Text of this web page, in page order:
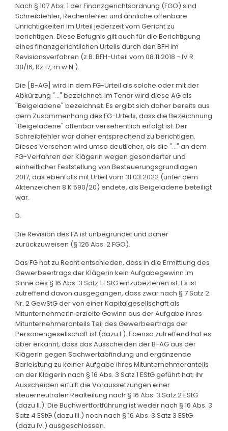
Nach § 107 Abs. 1 der Finanzgerichtsordnung (FGO) sind
Schreibfehler, Rechenfehler und ähnliche offenbare
Unrichtigkeiten im Urteil jederzeit vom Gericht zu
berichtigen. Diese Befugnis gilt auch für die Berichtigung
eines finanzgerichtlichen Urteils durch den BFH im
Revisionsverfahren (z.B. BFH-Urteil vom 08.11.2018 - IV R
38/16, Rz 17, m.w.N.).
Die [B-AG] wird in dem FG-Urteil als solche oder mit der
Abkürzung "..." bezeichnet. Im Tenor wird diese AG als
"Beigeladene" bezeichnet. Es ergibt sich daher bereits aus
dem Zusammenhang des FG-Urteils, dass die Bezeichnung
"Beigeladene" offenbar versehentlich erfolgt ist. Der
Schreibfehler war daher entsprechend zu berichtigen.
Dieses Versehen wird umso deutlicher, als die "..." an dem
FG-Verfahren der Klägerin wegen gesonderter und
einheitlicher Feststellung von Besteuerungsgrundlagen
2017, das ebenfalls mit Urteil vom 31.03.2022 (unter dem
Aktenzeichen 8 K 590/20) endete, als Beigeladene beteiligt
war.
D.
Die Revision des FA ist unbegründet und daher
zurückzuweisen (§ 126 Abs. 2 FGO).
Das FG hat zu Recht entschieden, dass in die Ermittlung des
Gewerbeertrags der Klägerin kein Aufgabegewinn im
Sinne des § 16 Abs. 3 Satz 1 EStG einzubeziehen ist. Es ist
zutreffend davon ausgegangen, dass zwar nach § 7 Satz 2
Nr. 2 GewStG der von einer Kapitalgesellschaft als
Mitunternehmerin erzielte Gewinn aus der Aufgabe ihres
Mitunternehmeranteils Teil des Gewerbeertrags der
Personengesellschaft ist (dazu I.). Ebenso zutreffend hat es
aber erkannt, dass das Ausscheiden der B-AG aus der
Klägerin gegen Sachwertabfindung und ergänzende
Barleistung zu keiner Aufgabe ihres Mitunternehmeranteils
an der Klägerin nach § 16 Abs. 3 Satz 1 EStG geführt hat; ihr
Ausscheiden erfüllt die Voraussetzungen einer
steuerneutralen Realteilung nach § 16 Abs. 3 Satz 2 EStG
(dazu II.). Die Buchwertfortführung ist weder nach § 16 Abs. 3
Satz 4 EStG (dazu III.) noch nach § 16 Abs. 3 Satz 3 EStG
(dazu IV.) ausgeschlossen.